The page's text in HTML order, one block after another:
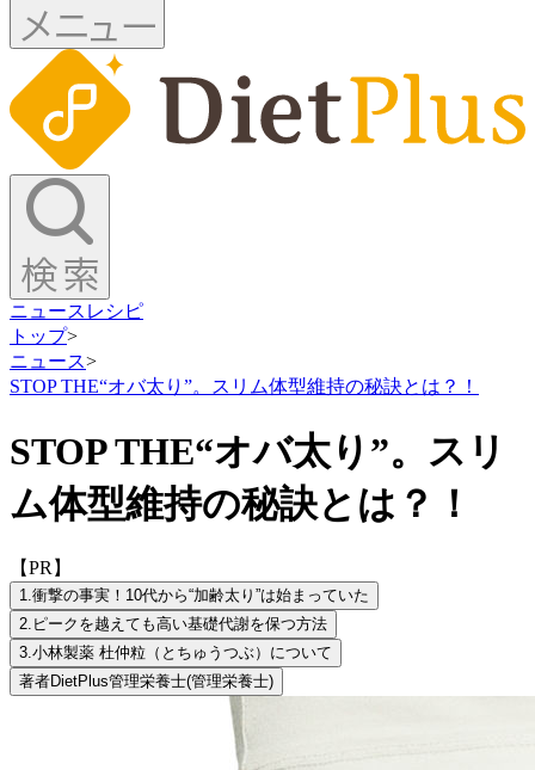
ニュース レシピ
トップ>
ニュース>
STOP THE“オバ太り”。スリム体型維持の秘訣とは？！
STOP THE“オバ太り”。スリ
ム体型維持の秘訣とは？！
【PR】
1.衝撃の事実！10代から“加齢太り”は始まっていた
2. ピークを越えても高い基礎代謝を保つ方法
3.小林製薬 杜仲粒（とちゅうつぶ）について
著者DietPlus管理栄養士(管理栄養士)